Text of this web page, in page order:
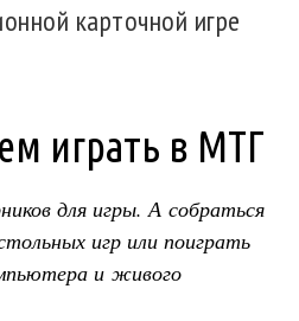
карточной игре
играть в МТГ
для игры. А собраться
игр или поиграть
и живого